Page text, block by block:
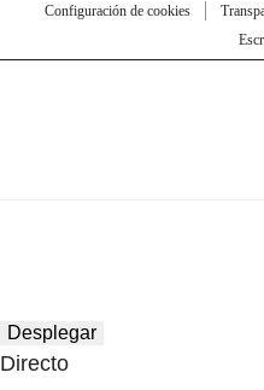
Configuración de cookies
Desplegar
Directo